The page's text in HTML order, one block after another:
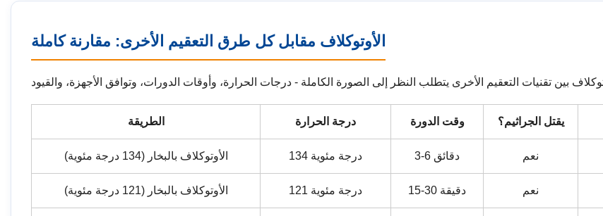
الأوتوكلاف مقابل كل طرق التعقيم الأخرى: مقارنة كاملة
الطريقة درجة الحرارة وقت الدورة يقتل الجراثيم؟
الأوتوكلاف بالبخار (134 درجة مئوية) 134 درجة مئوية 3-6 دقائق نعم
الأوتوكلاف بالبخار (121 درجة مئوية) 121 درجة مئوية 15-30 دقيقة نعم